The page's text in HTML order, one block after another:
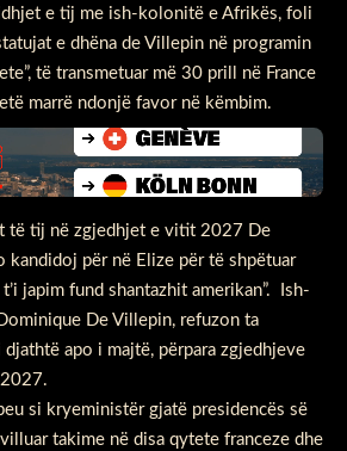
e tij me ish-kolonitë e Afrikës, foli
e dhëna de Villepin në programin
të transmetuar më 30 prill në France
marrë ndonjë favor në këmbim.
të tij në zgjedhjet e vitit 2027 De
kandidoj për në Elize për të shpëtuar
japim fund shantazhit amerikan”. Ish-
De Villepin, refuzon ta
apo i majtë, përpara zgjedhjeve
si kryeministër gjatë presidencës së
takime në disa qytete franceze dhe